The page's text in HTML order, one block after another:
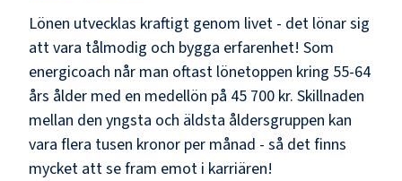
Lönen utvecklas kraftigt genom livet - det lönar sig
att vara tålmodig och bygga erfarenhet! Som
energicoach når man oftast lönetoppen kring 55-64
års ålder med en medellön på 45 700 kr. Skillnaden
mellan den yngsta och äldsta åldersgruppen kan
vara flera tusen kronor per månad - så det finns
mycket att se fram emot i karriären!